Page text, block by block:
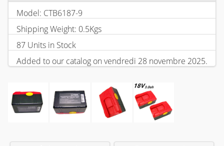
Model: CTB6187-9
Shipping Weight: 0.5Kgs
87 Units in Stock
Added to our catalog on vendredi 28 novembre 2025.